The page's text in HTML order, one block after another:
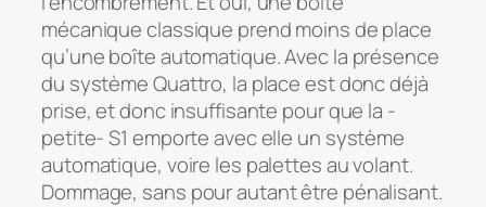
mécanique classique prend moins de place
qu’une boîte automatique. Avec la présence
du système Quattro, la place est donc déjà
prise, et donc insuffisante pour que la -
petite- S1 emporte avec elle un système
automatique, voire les palettes au volant.
Dommage, sans pour autant être pénalisant.